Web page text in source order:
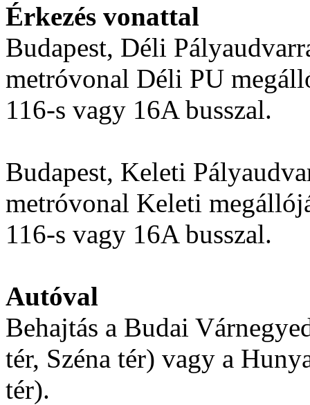
Érkezés vonattal
Budapest, Déli
metróvonal Déli PU
116-s vagy 16A busszal.
Budapest, Keleti
metróvonal Keleti
116-s vagy 16A busszal.
Autóval
Behajtás a Budai
tér, Széna tér) vagy a
tér).